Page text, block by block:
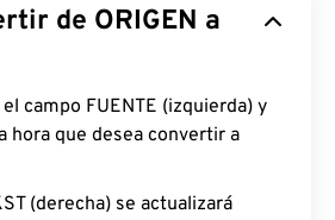
de ORIGEN a
campo FUENTE (izquierda) y
hora que desea convertir a
(derecha) se actualizará